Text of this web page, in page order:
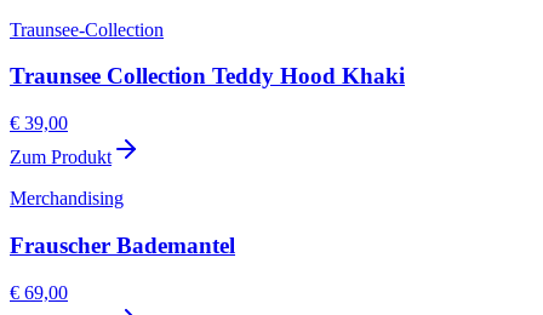
Traunsee-Collection
Traunsee Collection Teddy Hood Khaki
€ 39,00
Zum Produkt
Merchandising
Frauscher Bademantel
€ 69,00